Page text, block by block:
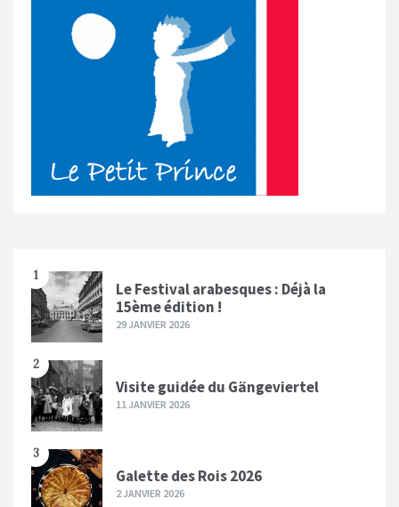
1
Le Festival arabesques : Déjà la
15ème édition !
29 JANVIER 2026
2
Visite guidée du Gängeviertel
11 JANVIER 2026
3
Galette des Rois 2026
2 JANVIER 2026